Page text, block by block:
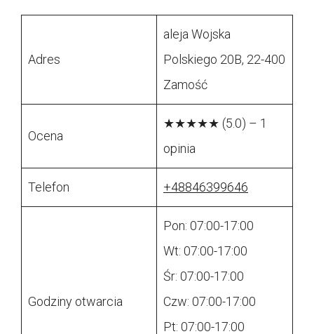
Adres
aleja Wojska
Polskiego 20B, 22-400
Zamość
Ocena
★★★★★ (5.0) – 1
opinia
Telefon +48846399646
Godziny otwarcia
Pon: 07:00-17:00
Wt: 07:00-17:00
Śr: 07:00-17:00
Czw: 07:00-17:00
Pt: 07:00-17:00